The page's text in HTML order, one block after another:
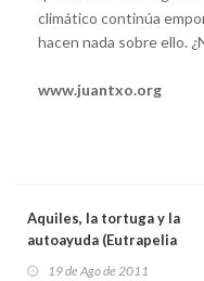
climático continúa
hacen nada sobre ello.
www.juantxo.org
Aquiles, la tortuga y la
autoayuda (Eutrapelia
didáctica agosteña)
19 de Ago de 2011